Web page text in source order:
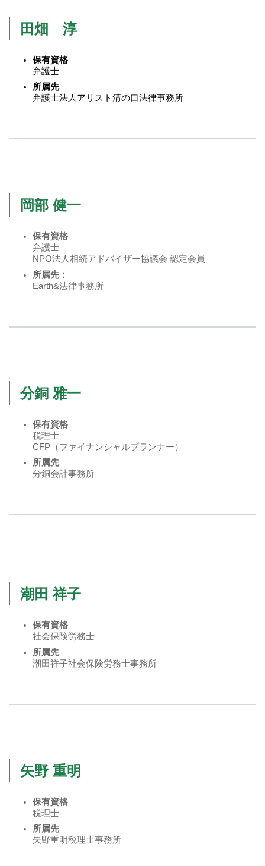
田畑 淳
保有資格
弁護士
所属先
弁護士法人アリスト溝の口法律事務所
岡部 健一
保有資格
弁護士
NPO法人相続アドバイザー協議会 認定会員
所属先：
Earth&法律事務所
分銅 雅一
保有資格
税理士
CFP（ファイナンシャルプランナー）
所属先
分銅会計事務所
潮田 祥子
保有資格
社会保険労務士
所属先
潮田祥子社会保険労務士事務所
矢野 重明
保有資格
税理士
所属先
矢野重明税理士事務所